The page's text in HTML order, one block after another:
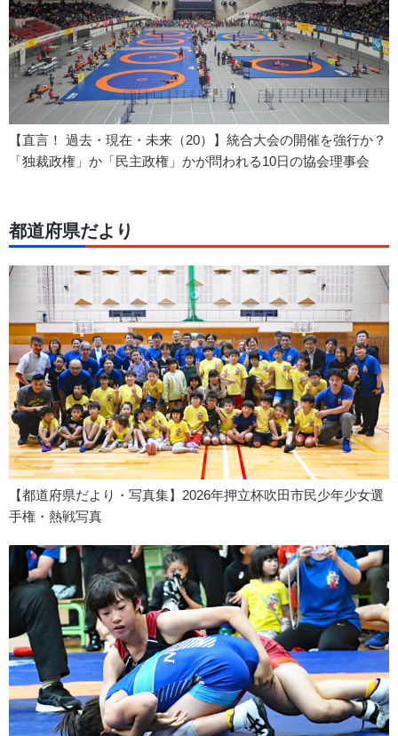
【直言！ 過去・現在・未来（20）】統合大会の開催を強行か？
「独裁政権」か「民主政権」かが問われる10日の協会理事会
都道府県だより
【都道府県だより・写真集】2026年押立杯吹田市民少年少女選
手権・熱戦写真